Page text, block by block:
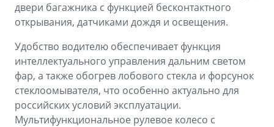
двери багажника с функцией бесконтактного
открывания, датчиками дождя и освещения.
Удобство водителю обеспечивает функция
интеллектуального управления дальним светом
фар, а также обогрев лобового стекла и форсунок
стеклоомывателя, что особенно актуально для
российских условий эксплуатации.
Мультифункциональное рулевое колесо с